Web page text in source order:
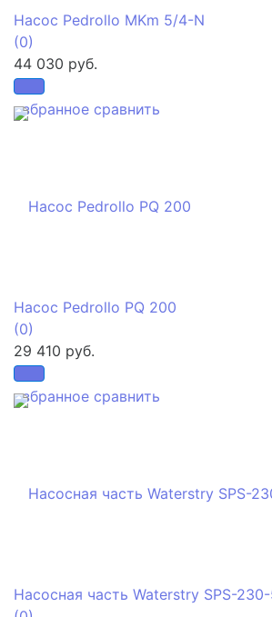
избранное сравнить
Насос Pedrollo MKm 5/4-N
(0)
44 030 руб.
избранное сравнить
Насос Pedrollo PQ 200
(0)
29 410 руб.
Насосная часть Waterstry SPS-